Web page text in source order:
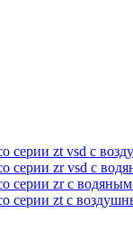
серии zt vsd с
серии zr vsd с
серии zr с
серии zt с